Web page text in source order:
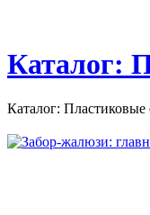
Каталог:
Каталог: